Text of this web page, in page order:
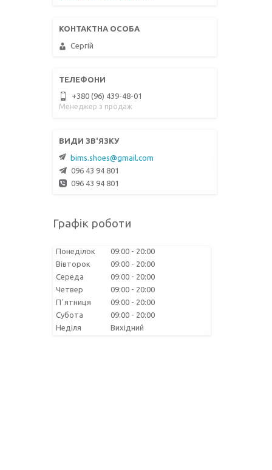
Сергій
+380 (96) 439-48-01
Менеджер з продаж
bims.shoes@gmail.com
096 43 94 801
096 43 94 801
Графік роботи
Понеділок 09:00
20:00
Вівторок
09:00
20:00
Середа
09:00
20:00
Четвер
09:00
20:00
Пʼятниця
09:00
20:00
Субота
09:00
20:00
Неділя
Вихідний